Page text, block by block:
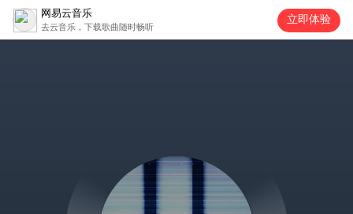
网易云音乐
去云音乐，下载歌曲随时畅听
立即体验